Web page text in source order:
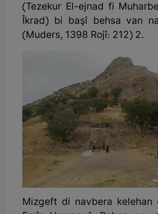
(Tezekur El-ejnad fi
Îkrad) bi başî behsa van
(Muders, 1398 Rojî: 212) 2.
Mizgeft di navbera